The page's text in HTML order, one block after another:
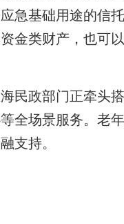
急基础用途的信
金类财产，也可
政部门正牵头搭
全场景服务。老
支持。